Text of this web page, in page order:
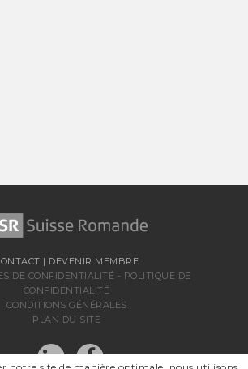
| DEVENIR MEMBRE
DE CONFIDENTIALITÉ - POLITIQUE DE
CONFIDENTIALITÉ
CONDITIONS GÉNÉRALES
PLAN DU SITE